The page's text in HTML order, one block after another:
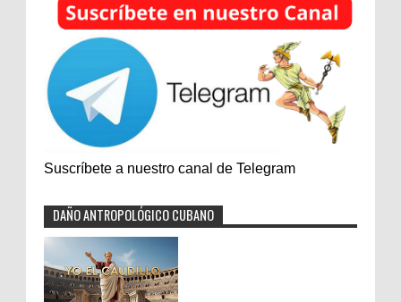
Suscríbete a nuestro canal de Telegram
DAÑO ANTROPOLÓGICO CUBANO